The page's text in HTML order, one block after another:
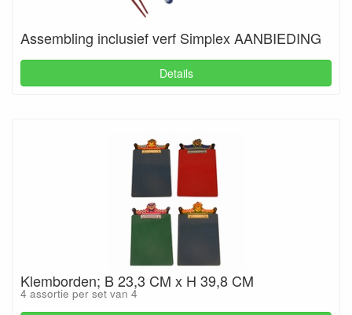
Assembling inclusief verf Simplex AANBIEDING
Details
Klemborden; B 23,3 CM x H 39,8 CM
4 assortie per set van 4